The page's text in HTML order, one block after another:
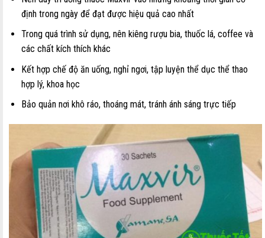
định trong ngày để đạt được hiệu quả cao nhất
Trong quá trình sử dụng, nên kiêng rượu bia, thuốc lá, coffee và
các chất kích thích khác
Kết hợp chế độ ăn uống, nghỉ ngơi, tập luyện thể dục thể thao
hợp lý, khoa học
Bảo quản nơi khô ráo, thoáng mát, tránh ánh sáng trực tiếp